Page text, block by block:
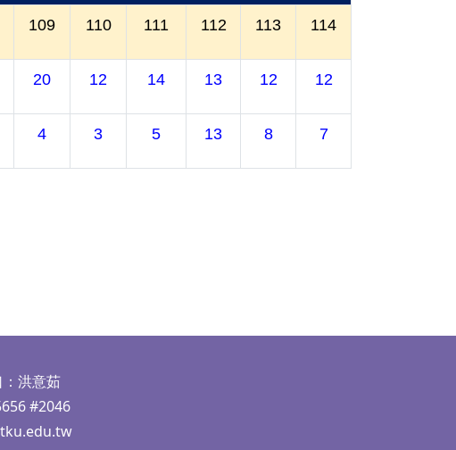
109 110 111 112 113 114
20 12 14 13 12 12
4 3 5 13 8 7
洪意茹
#2046